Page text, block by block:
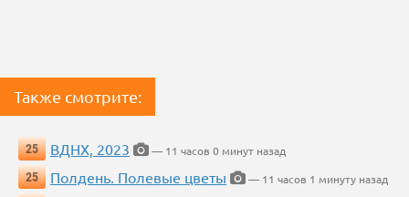
Также смотрите:
25 ВДНХ, 2023
— 11 часов 0 минут назад
25
Полдень. Полевые цветы
— 11 часов 1 минуту назад